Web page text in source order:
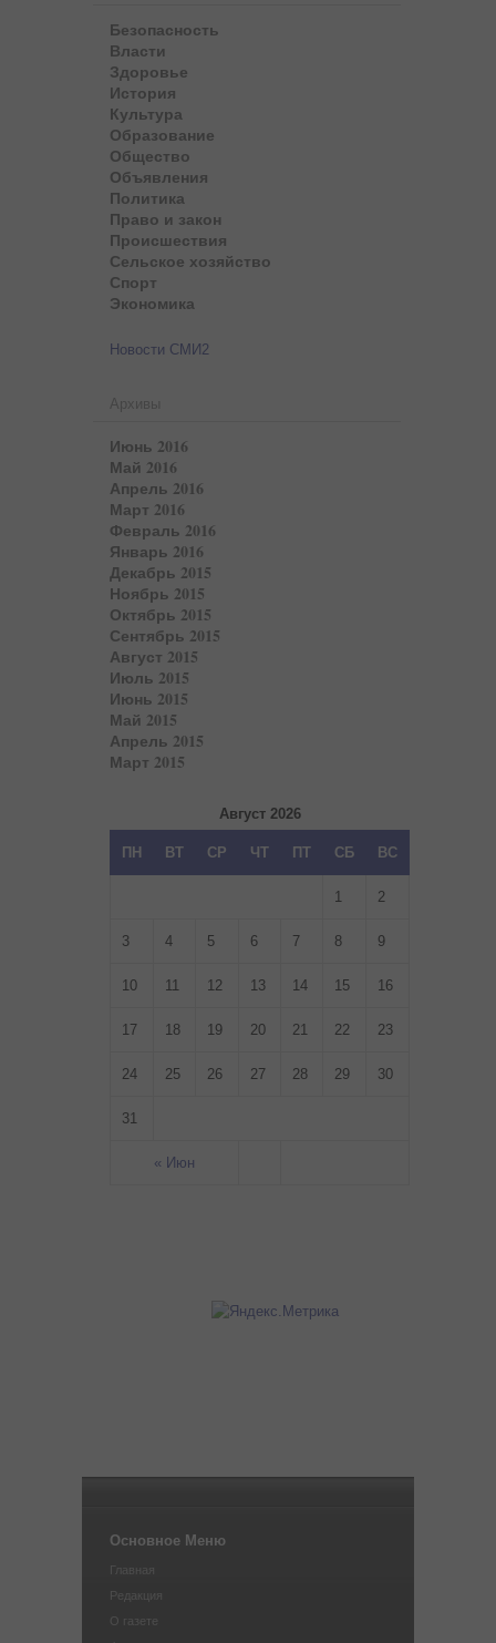
Безопасность
Власти
Здоровье
История
Культура
Образование
Общество
Объявления
Политика
Право и закон
Происшествия
Сельское хозяйство
Спорт
Экономика
Новости СМИ2
Архивы
Июнь 2016
Май 2016
Апрель 2016
Март 2016
Февраль 2016
Январь 2016
Декабрь 2015
Ноябрь 2015
Октябрь 2015
Сентябрь 2015
Август 2015
Июль 2015
Июнь 2015
Май 2015
Апрель 2015
Март 2015
Август 2026
ПН ВТ СР ЧТ ПТ СБ ВС
« Июн
1 2
3 4 5 6 7 8 9
10 11 12 13 14 15 16
17 18 19 20 21 22 23
24 25 26 27 28 29 30
31
Основное Меню
Главная
Редакция
О газете